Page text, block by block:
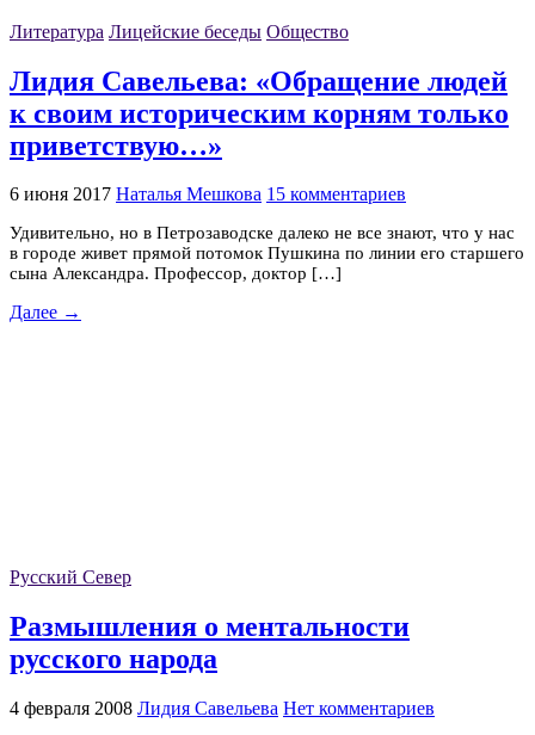
Литература Лицейские беседы Общество
Лидия Савельева: «Обращение людей
к своим историческим корням только
приветствую…»
6 июня 2017 Наталья Мешкова 15 комментариев
Удивительно, но в Петрозаводске далеко не все знают, что у нас
в городе живет прямой потомок Пушкина по линии его старшего
сына Александра. Профессор, доктор […]
Далее →
Русский Север
Размышления о ментальности
русского народа
4 февраля 2008 Лидия Савельева Нет комментариев